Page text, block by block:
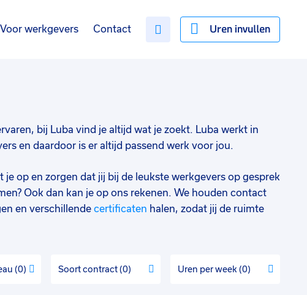
Uren invullen
Voor werkgevers Contact
bij Luba vind je altijd wat je zoekt. Luba werkt in
en daardoor is er altijd passend werk voor jou.
op en zorgen dat jij bij de leukste werkgevers op gesprek
Ook dan kan je op ons rekenen. We houden contact
en verschillende certificaten halen, zodat jij de ruimte
0 Soort contract 0 Uren per week 0